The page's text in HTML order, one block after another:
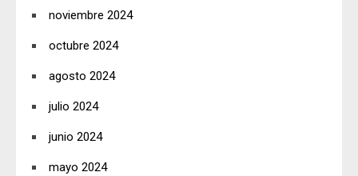
noviembre 2024
octubre 2024
agosto 2024
julio 2024
junio 2024
mayo 2024